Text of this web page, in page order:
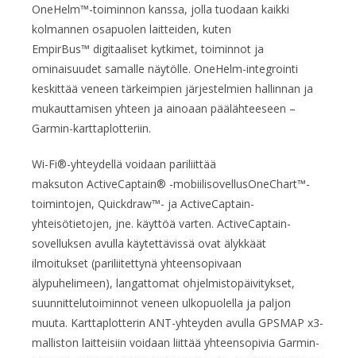
OneHelm™-toiminnon kanssa, jolla tuodaan kaikki
kolmannen osapuolen laitteiden, kuten
EmpirBus™ digitaaliset kytkimet, toiminnot ja
ominaisuudet samalle näytölle. OneHelm-integrointi
keskittää veneen tärkeimpien järjestelmien hallinnan ja
mukauttamisen yhteen ja ainoaan päälähteeseen –
Garmin-karttaplotteriin.
Wi-Fi®-yhteydellä voidaan pariliittää
maksuton ActiveCaptain® -mobiilisovellusOneChart™-
toimin­tojen, Quickdraw™- ja ActiveCaptain-
yhteisötietojen, jne. käyttöä varten. ActiveCaptain-
sovelluksen avulla käytettävissä ovat älykkäät
ilmoitukset (pariliitettynä yhteensopivaan
älypuhelimeen), langattomat ohjelmistopäivitykset,
suunnittelutoiminnot veneen ulkopuolella ja paljon
muuta. Karttaplotterin ANT-yhteyden avulla GPSMAP x3-
malliston laitteisiin voi­daan liittää yhteensopivia Garmin-